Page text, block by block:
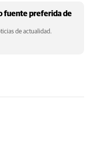
fuente preferida de
de actualidad.